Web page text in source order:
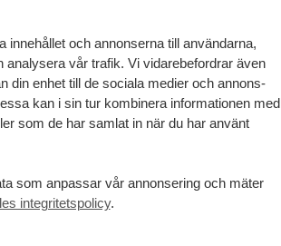
innehållet och annonserna till användarna,
vår trafik. Vi vidarebefordrar även
din enhet till de sociala medier och annons-
kan i sin tur kombinera informationen med
som de har samlat in när du har använt
som anpassar vår annonsering och mäter
integritetspolicy.